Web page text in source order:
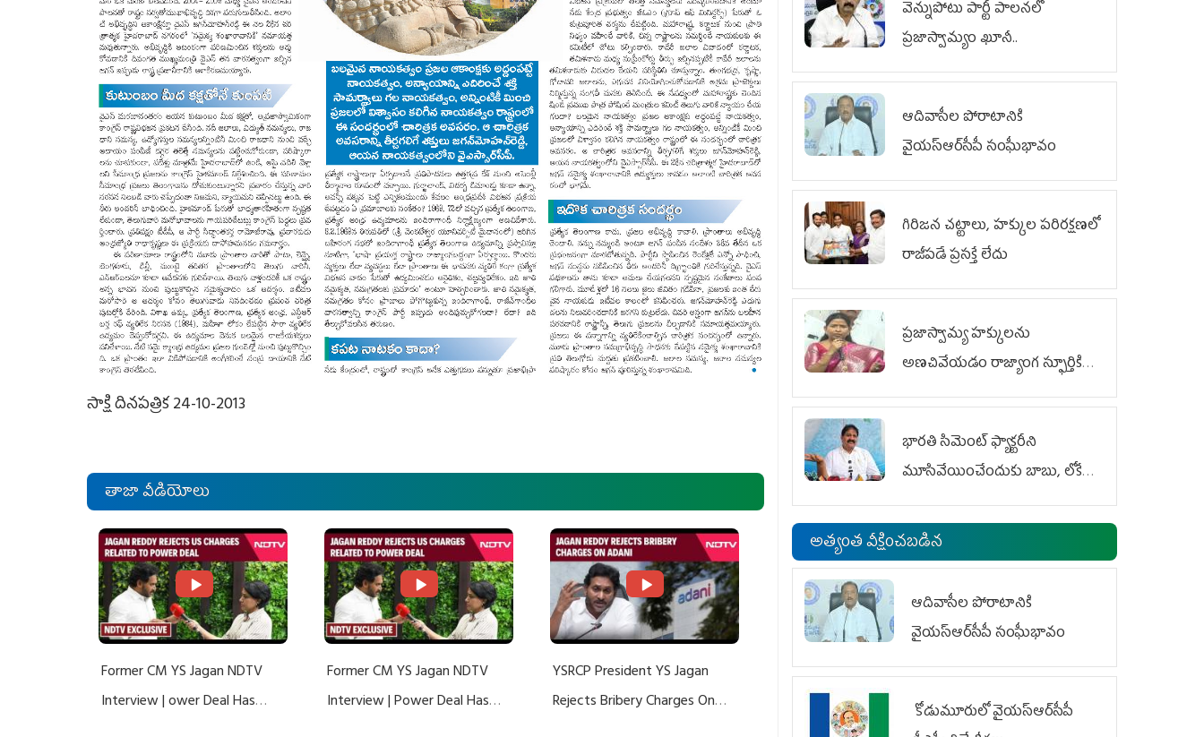
సాక్షి దినపత్రిక 24-10-2013
తాజా వీడియోలు
Former CM YS Jagan NDTV
Interview | ower Deal Has
Former CM YS Jagan NDTV
Interview | Power Deal Has
YSRCP President YS Jagan
Rejects Bribery Charges On
వెన్నుపోటు పార్టీ పాలనలో
ప్రజాస్వామ్యం ఖూనీ..
ఆదివాసీల పోరాటానికి
వైయ‌స్ఆర్‌సీపీ సంఘీభావం
గిరిజన చట్టాలు, హక్కుల పరిరక్షణలో
రాజీపడే ప్రసక్తే లేదు
ప్రజాస్వామ్య హక్కులను
అణచివేయడం రాజ్యాంగ స్ఫూర్తికి
విరుద్ధం
భారతి సిమెంట్ ఫ్యాక్టరీని
మూసివేయించేందుకు బాబు, లోకేశ్
కుట్ర
అత్యంత వీక్షించబడిన
ఆదివాసీల పోరాటానికి
వైయ‌స్ఆర్‌సీపీ సంఘీభావం
కోడుమూరులో వైయ‌స్ఆర్‌సీపీ